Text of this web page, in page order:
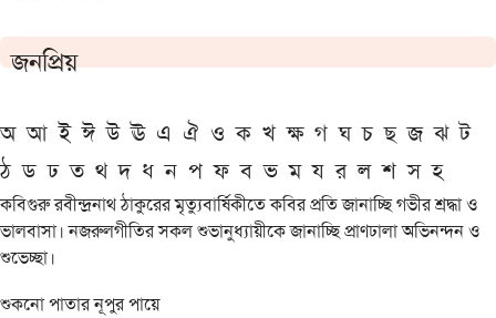
জনপ্রিয়
অ আ ই ঈ উ ঊ এ ঐ ও ক খ ক্ষ গ ঘ চ ছ জ ঝ ট
ঠ ড ঢ ত থ দ ধ ন প ফ ব ভ ম য র ল শ স হ
কবিগুরু রবীন্দ্রনাথ ঠাকুরের মৃত্যুবার্ষিকীতে কবির প্রতি জানাচ্ছি গভীর শ্রদ্ধা ও
ভালবাসা। নজরুলগীতির সকল শুভানুধ্যায়ীকে জানাচ্ছি প্রাণঢালা অভিনন্দন ও
শুভেচ্ছা।
শুকনো পাতার নূপুর পায়ে